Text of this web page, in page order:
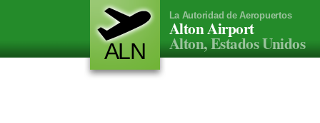
ALN
La Autoridad de Aeropuertos
Alton Airport
Alton, Estados Unidos